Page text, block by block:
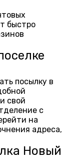
быстро
посылку в
свой
с
на
адреса,
Новый